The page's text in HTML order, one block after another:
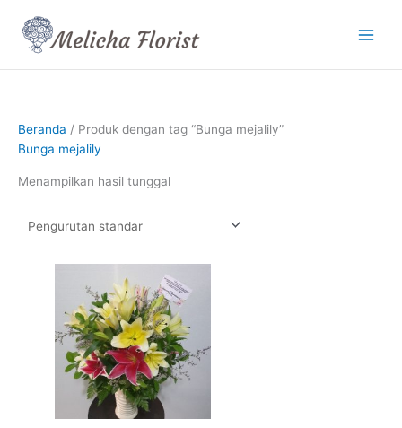
konten
Beranda / Produk dengan tag “Bunga mejalily”
Bunga mejalily
Menampilkan hasil tunggal